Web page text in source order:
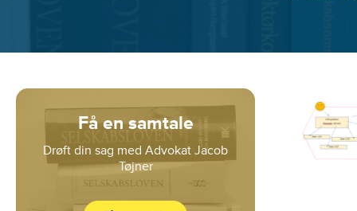
Få en samtale
Drøft din sag med Advokat Jacob
Tøjner